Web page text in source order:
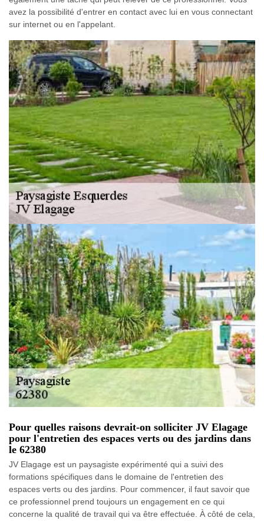
avez la possibilité d'entrer en contact avec lui en vous connectant
sur internet ou en l'appelant.
Pour quelles raisons devrait-on solliciter JV Elagage
pour l'entretien des espaces verts ou des jardins dans
le 62380
JV Elagage est un paysagiste expérimenté qui a suivi des
formations spécifiques dans le domaine de l'entretien des
espaces verts ou des jardins. Pour commencer, il faut savoir que
ce professionnel prend toujours un engagement en ce qui
concerne la qualité de travail qui va être effectuée. À côté de cela,